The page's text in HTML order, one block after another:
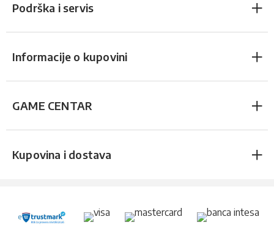
Podrška i servis
Informacije o kupovini
GAME CENTAR
Kupovina i dostava